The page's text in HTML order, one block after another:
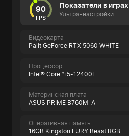
90
FPS
Показатели в играх
Ультра-настройки
Видеокарта
Palit GeForce RTX 5060 WHITE
Процессор
Intel® Core™ i5-12400F
Материнская плата
ASUS PRIME B760M-A
Оперативная память
16GB Kingston FURY Beast RGB